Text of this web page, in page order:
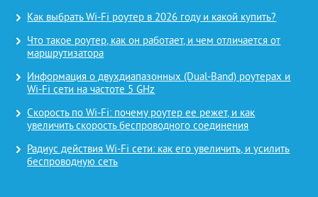
Как выбрать Wi-Fi роутер в 2026 году и какой купить?
Что такое роутер, как он работает, и чем отличается от
маршрутизатора
Информация о двухдиапазонных (Dual-Band) роутерах и
Wi-Fi сети на частоте 5 GHz
Скорость по Wi-Fi: почему роутер ее режет, и как
увеличить скорость беспроводного соединения
Радиус действия Wi-Fi сети: как его увеличить, и усилить
беспроводную сеть